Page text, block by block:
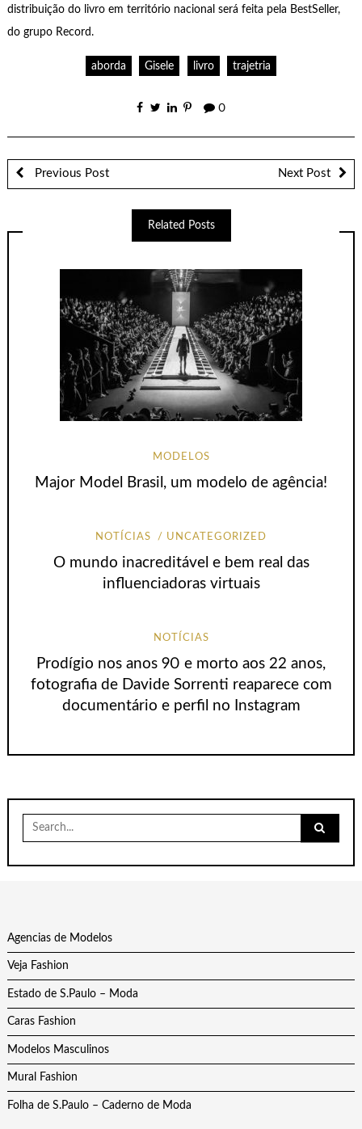
distribuição do livro em território nacional será feita pela BestSeller,
do grupo Record.
aborda Gisele livro trajetria
0
Previous Post Next Post
Related Posts
MODELOS
Major Model Brasil, um modelo de agência!
NOTÍCIAS UNCATEGORIZED
O mundo inacreditável e bem real das
influenciadoras virtuais
NOTÍCIAS
Prodígio nos anos 90 e morto aos 22 anos,
fotografia de Davide Sorrenti reaparece com
documentário e perfil no Instagram
Search
for:
Agencias de Modelos
Veja Fashion
Estado de S.Paulo – Moda
Caras Fashion
Modelos Masculinos
Mural Fashion
Folha de S.Paulo – Caderno de Moda